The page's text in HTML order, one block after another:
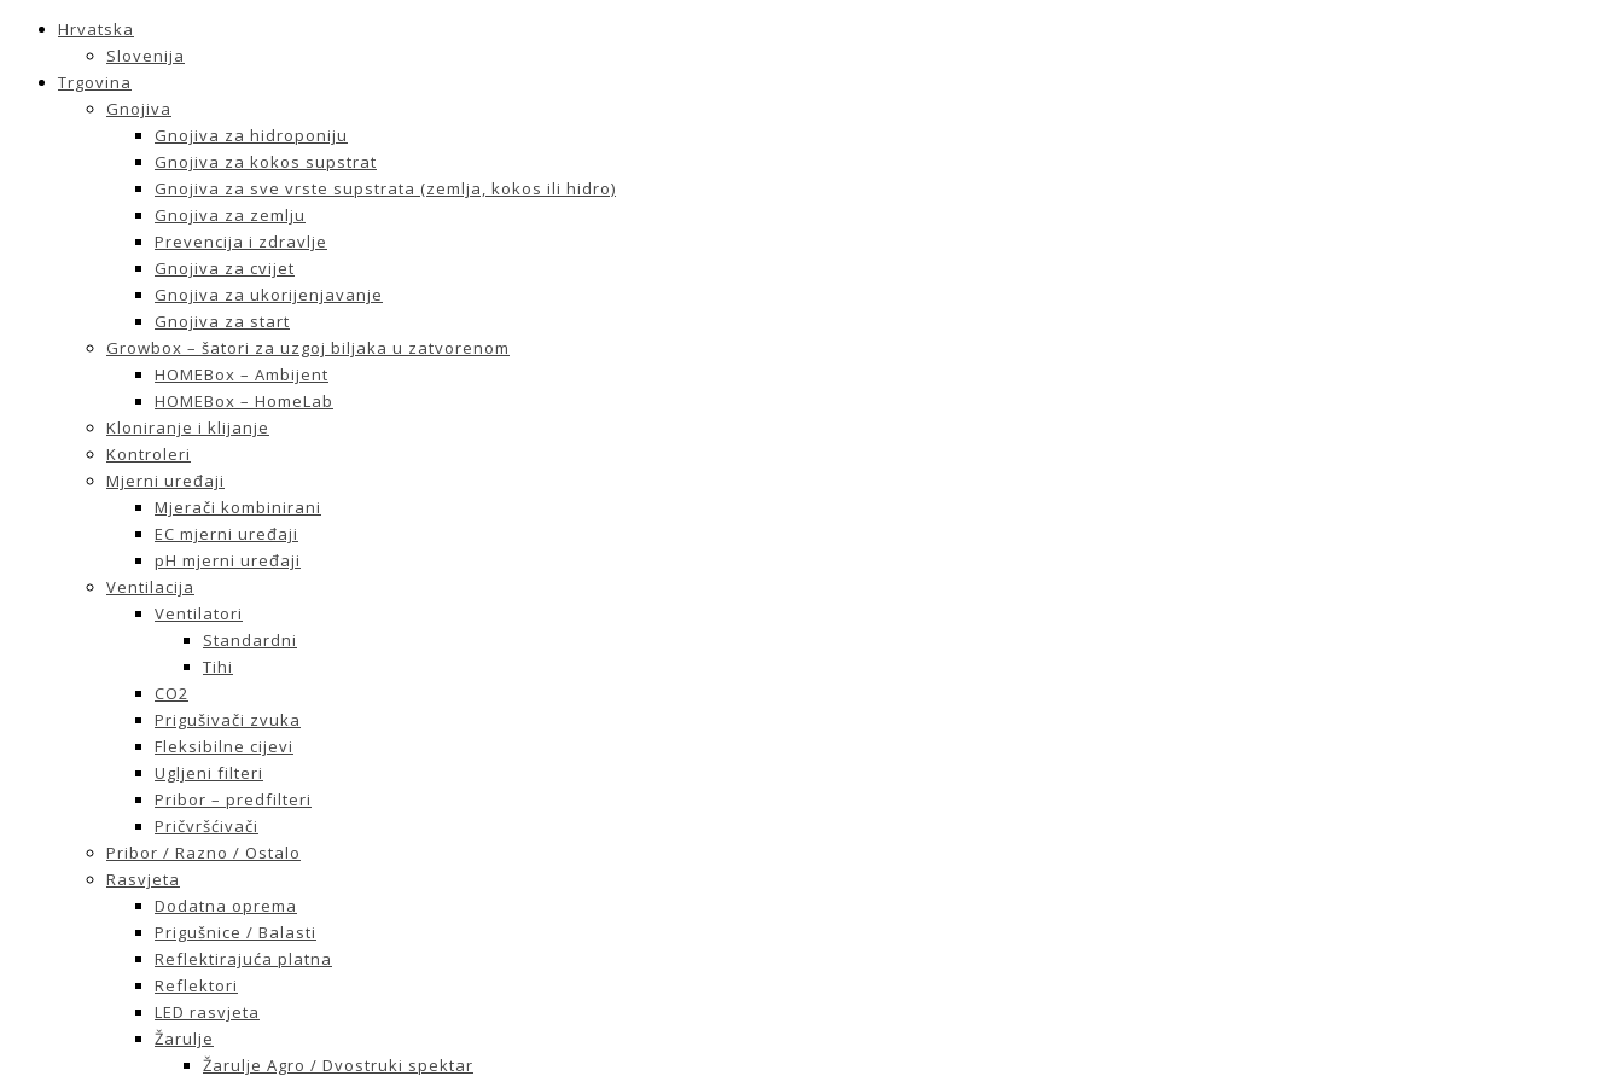
Hrvatska
Slovenija
Trgovina
Gnojiva
Gnojiva za hidroponiju
Gnojiva za kokos supstrat
Gnojiva za sve vrste supstrata (zemlja, kokos ili hidro)
Gnojiva za zemlju
Prevencija i zdravlje
Gnojiva za cvijet
Gnojiva za ukorijenjavanje
Gnojiva za start
Growbox – šatori za uzgoj biljaka u zatvorenom
HOMEBox – Ambijent
HOMEBox – HomeLab
Kloniranje i klijanje
Kontroleri
Mjerni uređaji
Mjerači kombinirani
EC mjerni uređaji
pH mjerni uređaji
Ventilacija
Ventilatori
Standardni
Tihi
CO2
Prigušivači zvuka
Fleksibilne cijevi
Ugljeni filteri
Pribor – predfilteri
Pričvršćivači
Pribor / Razno / Ostalo
Rasvjeta
Dodatna oprema
Prigušnice / Balasti
Reflektirajuća platna
Reflektori
LED rasvjeta
Žarulje
Žarulje Agro / Dvostruki spektar